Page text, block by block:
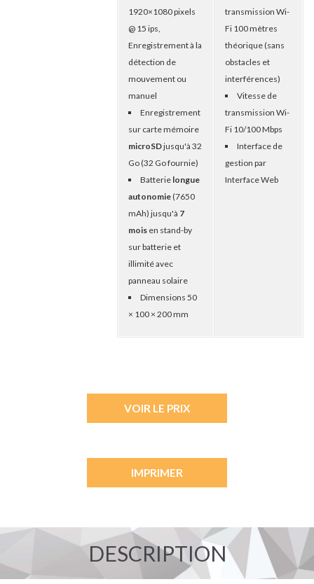
1920×1080 pixels
@ 15 ips,
Enregistrement à la
détection de
mouvement ou
manuel
Enregistrement
sur carte mémoire
microSDjusqu'à 32
Go (32 Go fournie)
Batterie longue
autonomie(7650
mAh) jusqu'à 7
moisen stand-by
sur batterie et
illimité avec
panneau solaire
Dimensions 50
× 100 × 200 mm
transmission Wi-
Fi 100 mètres
théorique (sans
obstacles et
interférences)
Vitesse de
transmission Wi-
Fi 10/100 Mbps
Interface de
gestion par
Interface Web
VOIR LE PRIX
IMPRIMER
DESCRIPTION